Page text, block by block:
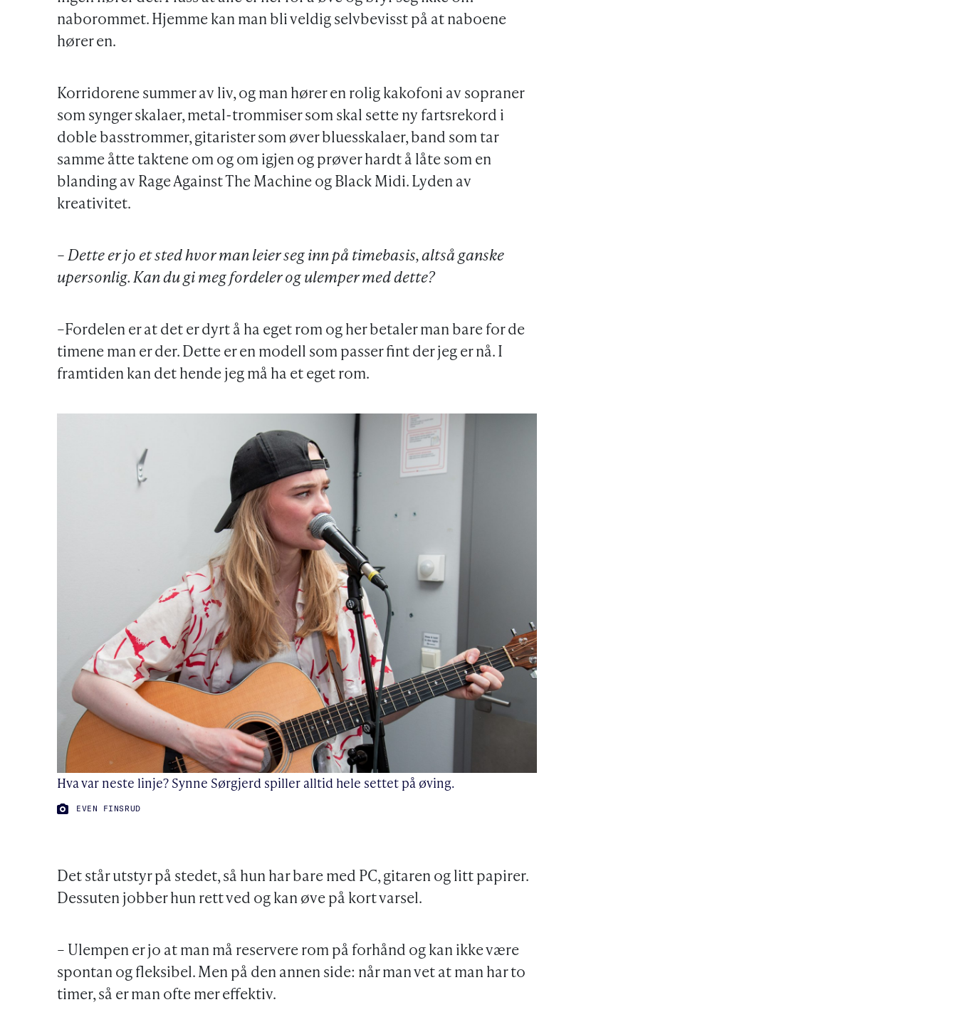
naborommet. Hjemme kan man bli veldig selvbevisst på at naboene
hører en.
Korridorene summer av liv, og man hører en rolig kakofoni av sopraner
som synger skalaer, metal-trommiser som skal sette ny fartsrekord i
doble basstrommer, gitarister som øver bluesskalaer, band som tar
samme åtte taktene om og om igjen og prøver hardt å låte som en
blanding av Rage Against The Machine og Black Midi. Lyden av
kreativitet.
– Dette er jo et sted hvor man leier seg inn på timebasis, altså ganske
upersonlig. Kan du gi meg fordeler og ulemper med dette?
–Fordelen er at det er dyrt å ha eget rom og her betaler man bare for de
timene man er der. Dette er en modell som passer fint der jeg er nå. I
framtiden kan det hende jeg må ha et eget rom.
Hva var neste linje? Synne Sørgjerd spiller alltid hele settet på øving.
FOTO:
EVEN FINSRUD
Det står utstyr på stedet, så hun har bare med PC, gitaren og litt papirer.
Dessuten jobber hun rett ved og kan øve på kort varsel.
– Ulempen er jo at man må reservere rom på forhånd og kan ikke være
spontan og fleksibel. Men på den annen side: når man vet at man har to
timer, så er man ofte mer effektiv.